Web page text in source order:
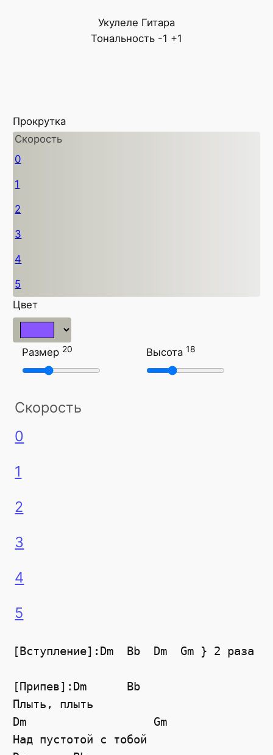
Укулеле Гитара
Тональность -1 +1
Прокрутка
Скорость
0
1
2
3
4
5
Цвет
Размер 20 Высота 18
Скорость
0
1
2
3
4
5
[Вступление]:Dm  Bb  Dm  Gm } 2 раза
[Припев]:Dm      Bb
Плыть, плыть
Dm                   Gm
Над пустотой с тобой